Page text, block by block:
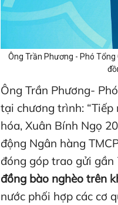
Ông Trần Phương - Phó
Ông Trần Phương-
tại chương trình:
hóa, Xuân Bính Ngọ
động Ngân hàng
đóng góp trao gửi gần
đồng bào nghèo trên
nước phối hợp các cơ